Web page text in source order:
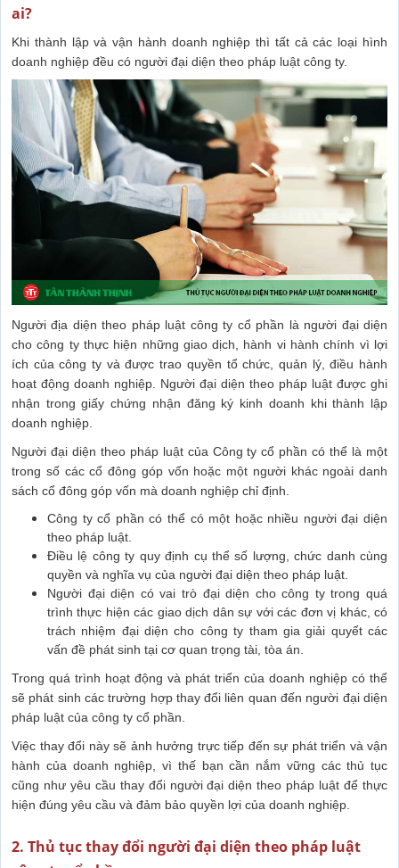
ai?
Khi thành lập và vận hành doanh nghiệp thì tất cả các loại hình
doanh nghiệp đều có người đại diện theo pháp luật công ty.
Người địa diện theo pháp luật công ty cổ phần là người đại diện
cho công ty thực hiện những giao dịch, hành vi hành chính vì lợi
ích của công ty và được trao quyền tổ chức, quản lý, điều hành
hoạt động doanh nghiệp. Người đại diện theo pháp luật được ghi
nhận trong giấy chứng nhận đăng ký kinh doanh khi thành lập
doanh nghiệp.
Người đại diện theo pháp luật của Công ty cổ phần có thể là một
trong số các cổ đông góp vốn hoặc một người khác ngoài danh
sách cổ đông góp vốn mà doanh nghiệp chỉ định.
Công ty cổ phần có thể có một hoặc nhiều người đại diện
theo pháp luật.
Điều lệ công ty quy định cụ thể số lượng, chức danh cùng
quyền và nghĩa vụ của người đại diện theo pháp luật.
Người đại diện có vai trò đại diện cho công ty trong quá
trình thực hiện các giao dịch dân sự với các đơn vị khác, có
trách nhiệm đại diện cho công ty tham gia giải quyết các
vấn đề phát sinh tại cơ quan trọng tài, tòa án.
Trong quá trình hoạt động và phát triển của doanh nghiệp có thể
sẽ phát sinh các trường hợp thay đổi liên quan đến người đại diện
pháp luật của công ty cổ phần.
Việc thay đổi này sẽ ảnh hưởng trực tiếp đến sự phát triển và vận
hành của doanh nghiệp, vì thế bạn cần nắm vững các thủ tục
cũng như yêu cầu thay đổi người đại diện theo pháp luật để thực
hiện đúng yêu cầu và đảm bảo quyền lợi của doanh nghiệp.
2. Thủ tục thay đổi người đại diện theo pháp luật